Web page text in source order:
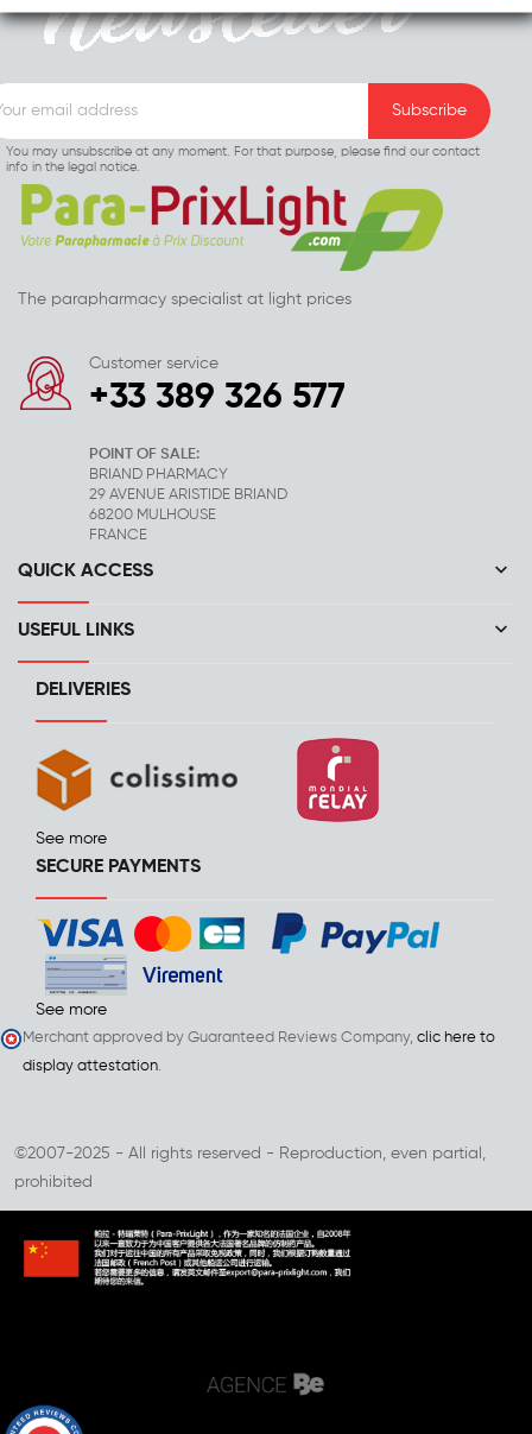
You may unsubscribe at any moment. For that purpose, please find our contact
info in the legal notice.
The parapharmacy specialist at light prices
Customer service
+33 389 326 577
POINT OF SALE:
BRIAND PHARMACY
29 AVENUE ARISTIDE BRIAND
68200 MULHOUSE
FRANCE
QUICK ACCESS keyboard_arrow_down
USEFUL LINKS keyboard_arrow_down
DELIVERIES
See more
SECURE PAYMENTS
See more
Merchant approved by Guaranteed Reviews Company, clic here to
display attestation.
©2007-2025 - All rights reserved - Reproduction, even partial,
prohibited